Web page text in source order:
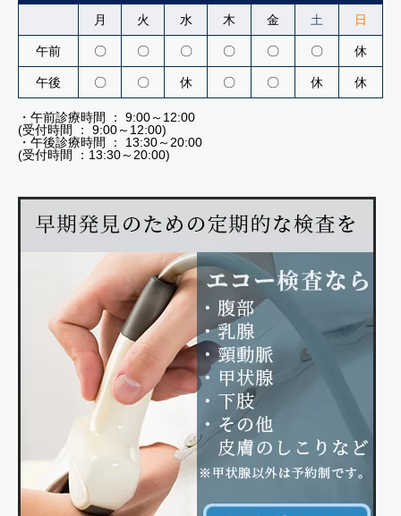
月 火 水 木 金 土 日
午前 〇 〇 〇 〇 〇 〇 休
午後 〇 〇 休 〇 〇 休 休
・午前診療時間 ： 9:00～12:00
(受付時間 ： 9:00～12:00)
・午後診療時間 ： 13:30～20:00
(受付時間 ：13:30～20:00)